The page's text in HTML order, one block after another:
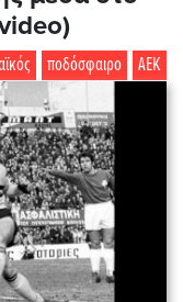
ΑΕΚ
ποδόσφαιρο